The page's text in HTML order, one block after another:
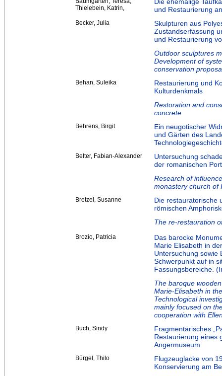
Thielebein, Katrin,
Die ehemalige
und Restaurierung
Becker, Julia
Skulpturen aus
Zustandserfassung
und Restaurierung
Outdoor sculptures
Development of
conservation
Behan, Suleika
Restaurierung und
Kulturdenkmals
Restoration and
concrete
Behrens, Birgit
Ein neugotischer
und Gärten des
Belter, Fabian-Alexander
Untersuchung
der romanischen
Research of
monastery church of
Bretzel, Susanne
Die restauratorische
römischen
The re-restauration
Brozio, Patricia
Das barocke
Marie Elisabeth in
Untersuchung sowie
Schwerpunkt auf in
Fassungsbereiche.
The baroque
Marie-Elisabeth in
Technological
mainly focused on
cooperation with
Buch, Sindy
Fragmentarisches
Restaurierung eines
Angermuseum
Bürgel, Thilo
Flugzeuglacke von
Konservierung am